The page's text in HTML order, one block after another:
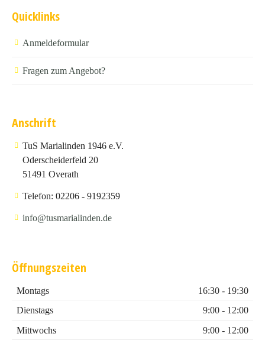
Quicklinks
Anmeldeformular
Fragen zum Angebot?
Anschrift
TuS Marialinden 1946 e.V.
Oderscheiderfeld 20
51491 Overath
Telefon: 02206 - 9192359
info@tusmarialinden.de
Öffnungszeiten
Montags
16:30 - 19:30
Dienstags
9:00 - 12:00
Mittwochs
9:00 - 12:00